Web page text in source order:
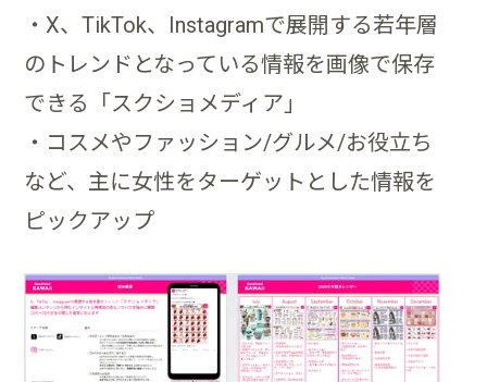
・X、TikTok、Instagramで展開する若年層
のトレンドとなっている情報を画像で保存
できる「スクショメディア」
・コスメやファッション/グルメ/お役立ち
など、主に女性をターゲットとした情報を
ピックアップ